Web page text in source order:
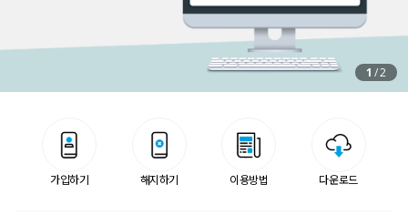
1 /2
가입하기 해지하기 이용방법 다운로드